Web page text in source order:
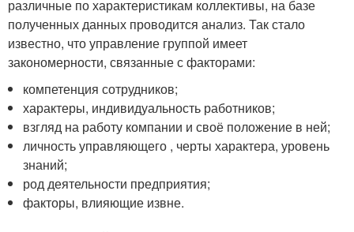
различные по характеристикам коллективы, на базе
полученных данных проводится анализ. Так стало
известно, что управление группой имеет
закономерности, связанные с факторами:
компетенция сотрудников;
характеры, индивидуальность работников;
взгляд на работу компании и своё положение в ней;
личность управляющего , черты характера, уровень
знаний;
род деятельности предприятия;
факторы, влияющие извне.